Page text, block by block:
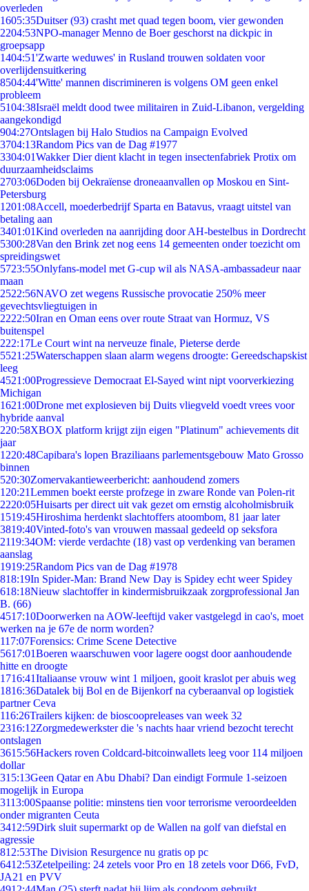
overleden
1605:35Duitser (93) crasht met quad tegen boom, vier gewonden
2204:53NPO-manager Menno de Boer geschorst na dickpic in
groepsapp
1404:51'Zwarte weduwes' in Rusland trouwen soldaten voor
overlijdensuitkering
8504:44'Witte' mannen discrimineren is volgens OM geen enkel
probleem
5104:38Israël meldt dood twee militairen in Zuid-Libanon, vergelding
aangekondigd
904:27Ontslagen bij Halo Studios na Campaign Evolved
3704:13Random Pics van de Dag #1977
3304:01Wakker Dier dient klacht in tegen insectenfabriek Protix om
duurzaamheidsclaims
2703:06Doden bij Oekraïense droneaanvallen op Moskou en Sint-
Petersburg
1201:08Accell, moederbedrijf Sparta en Batavus, vraagt uitstel van
betaling aan
3401:01Kind overleden na aanrijding door AH-bestelbus in Dordrecht
5300:28Van den Brink zet nog eens 14 gemeenten onder toezicht om
spreidingswet
5723:55Onlyfans-model met G-cup wil als NASA-ambassadeur naar
maan
2522:56NAVO zet wegens Russische provocatie 250% meer
gevechtsvliegtuigen in
2222:50Iran en Oman eens over route Straat van Hormuz, VS
buitenspel
222:17Le Court wint na nerveuze finale, Pieterse derde
5521:25Waterschappen slaan alarm wegens droogte: Gereedschapskist
leeg
4521:00Progressieve Democraat El-Sayed wint nipt voorverkiezing
Michigan
1621:00Drone met explosieven bij Duits vliegveld voedt vrees voor
hybride aanval
220:58XBOX platform krijgt zijn eigen "Platinum" achievements dit
jaar
1220:48Capibara's lopen Braziliaans parlementsgebouw Mato Grosso
binnen
520:30Zomervakantieweerbericht: aanhoudend zomers
1 20:21Lemmen boekt eerste profzege in zware Ronde van Polen-rit
2220:05Huisarts per direct uit vak gezet om ernstig alcoholmisbruik
1519:45Hiroshima herdenkt slachtoffers atoombom, 81 jaar later
3819:40Vinted-foto's van vrouwen massaal gedeeld op seksfora
2119:34OM: vierde verdachte (18) vast op verdenking van beramen
aanslag
1919:25Random Pics van de Dag #1978
818:19In Spider-Man: Brand New Day is Spidey echt weer Spidey
618:18Nieuw slachtoffer in kindermisbruikzaak zorgprofessional Jan
B. (66)
4517:10Doorwerken na AOW-leeftijd vaker vastgelegd in cao's, moet
werken na je 67e de norm worden?
117:07Forensics: Crime Scene Detective
5617:01Boeren waarschuwen voor lagere oogst door aanhoudende
hitte en droogte
1716:41Italiaanse vrouw wint 1 miljoen, gooit kraslot per abuis weg
1816:36Datalek bij Bol en de Bijenkorf na cyberaanval op logistiek
partner Ceva
116:26Trailers kijken: de bioscoopreleases van week 32
2316:12Zorgmedewerkster die 's nachts haar vriend bezocht terecht
ontslagen
3615:56Hackers roven Coldcard-bitcoinwallets leeg voor 114 miljoen
dollar
315:13Geen Qatar en Abu Dhabi? Dan eindigt Formule 1-seizoen
mogelijk in Europa
3113:00Spaanse politie: minstens tien voor terrorisme veroordeelden
onder migranten Ceuta
3412:59Dirk sluit supermarkt op de Wallen na golf van diefstal en
agressie
812:53The Division Resurgence nu gratis op pc
6412:53Zetelpeiling: 24 zetels voor Pro en 18 zetels voor D66, FvD,
JA21 en PVV